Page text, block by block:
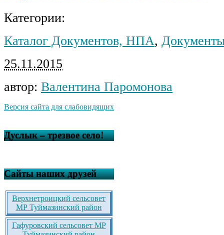
Категории:
Каталог Документов, НПА,
25.11.2015
автор: Валентина Паромонова
Версия сайта для слабовидящих
Дуслык – трезвое село!
Сайты наших друзей
Верхнетроицкий сельсовет
МР Туймазинский район
Гафуровский сельсовет МР